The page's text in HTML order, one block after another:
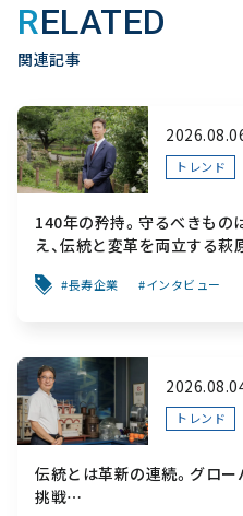
RELATED
関連記事
トレンド
140年の矜持。守るべきもの
え、伝統と変革を両立する萩
長寿企業 インタビュー
トレンド
伝統とは革新の連続。グロー
挑戦